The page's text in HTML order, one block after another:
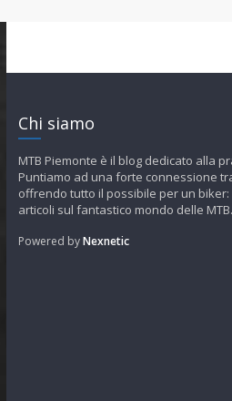
Chi siamo
MTB Piemonte è il blog dedicato alla
Puntiamo ad una forte connessione
offrendo tutto il possibile per un
articoli sul fantastico mondo delle MTB.
Powered byNexnetic